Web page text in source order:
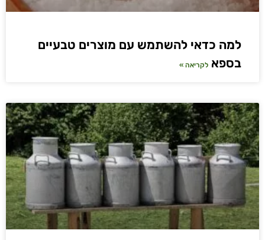
למה כדאי להשתמש עם מוצרים טבעיים
בספא לקריאה »